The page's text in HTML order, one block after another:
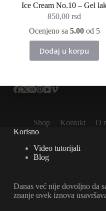
Ice Cream No.10 – Gel
850,00rsd
Ocenjeno sa 5.00od 5
Dodaj u korpu
Shop Kontakt O
Korisno
Video tutorijali
Blog
Danas već nije dovoljno da
znanje uvek iznova